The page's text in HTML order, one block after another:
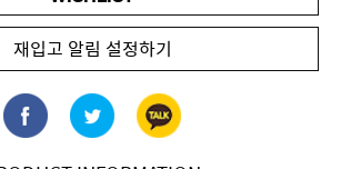
재입고 알림 설정하기